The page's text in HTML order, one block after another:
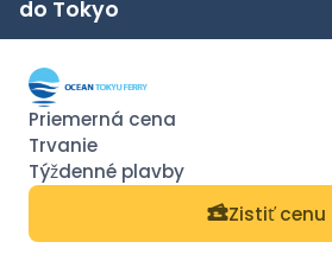
do Tokyo
Zistiť cenu